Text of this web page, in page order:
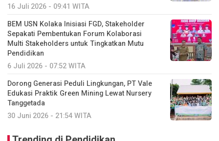
16 Juli 2026 - 09:41 WITA
BEM USN Kolaka Inisiasi FGD, Stakeholder
Sepakati Pembentukan Forum Kolaborasi
Multi Stakeholders untuk Tingkatkan Mutu
Pendidikan
6 Juli 2026 - 07:52 WITA
Dorong Generasi Peduli Lingkungan, PT Vale
Edukasi Praktik Green Mining Lewat Nursery
Tanggetada
30 Juni 2026 - 21:54 WITA